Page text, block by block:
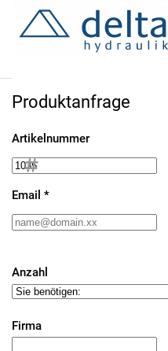
Produktanfrage
Artikelnummer
Email *
Anzahl
Firma